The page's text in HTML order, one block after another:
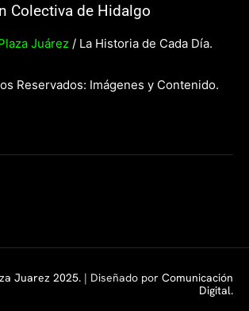
Colectiva de Hidalgo
Juárez / La Historia de Cada Día.
Reservados: Imágenes y Contenido.
Juarez 2025. | Diseñado por Comunicación
Digital.